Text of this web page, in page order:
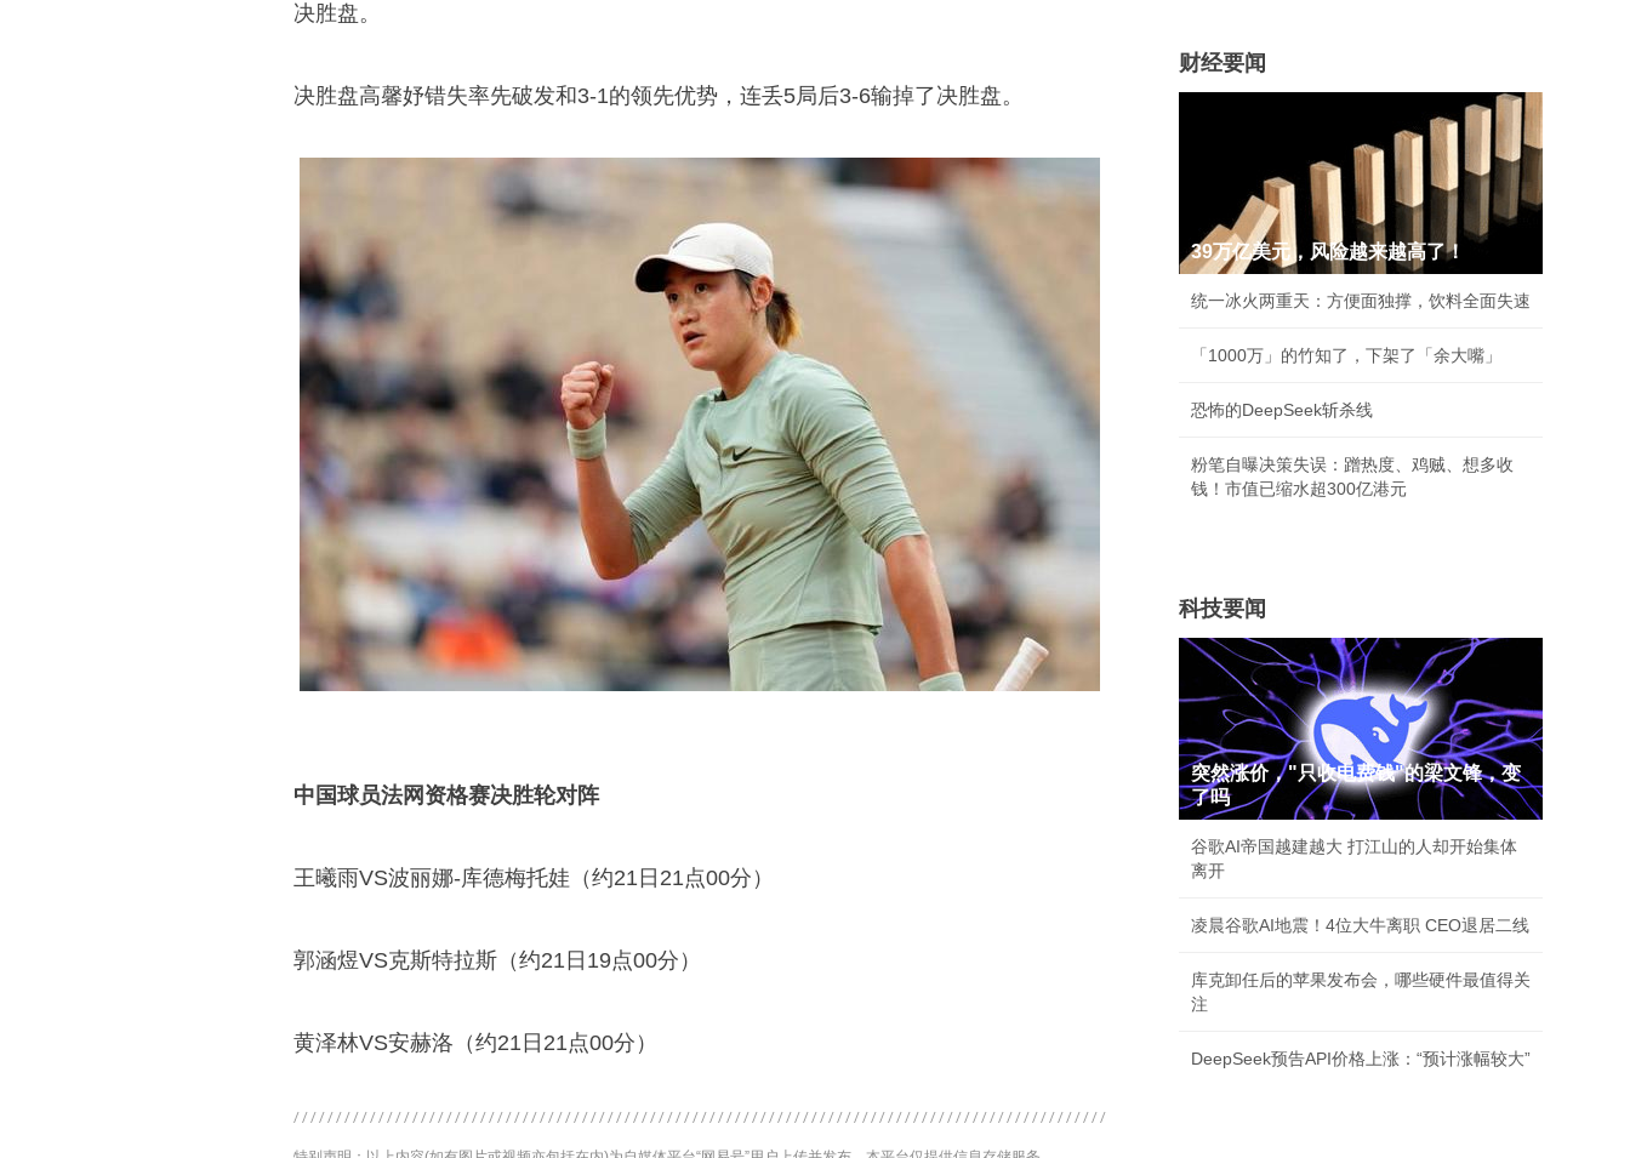
决胜盘。
决胜盘高馨妤错失率先破发和3-1的领先优势，连丢5局后3-6输掉了决胜盘。
中国球员法网资格赛决胜轮对阵
王曦雨VS波丽娜-库德梅托娃（约21日21点00分）
郭涵煜VS克斯特拉斯（约21日19点00分）
黄泽林VS安赫洛（约21日21点00分）
财经要闻
39万亿美元，风险越来越高了！
统一冰火两重天：方便面独撑，饮料全面失速
「1000万」的竹知了，下架了「余大嘴」
恐怖的DeepSeek斩杀线
粉笔自曝决策失误：蹭热度、鸡贼、想多收
钱！市值已缩水超300亿港元
科技要闻
突然涨价，"只收电费钱"的梁文锋，变
了吗
谷歌AI帝国越建越大 打江山的人却开始集体
离开
凌晨谷歌AI地震！4位大牛离职 CEO退居二线
库克卸任后的苹果发布会，哪些硬件最值得关
注
DeepSeek预告API价格上涨：“预计涨幅较大”